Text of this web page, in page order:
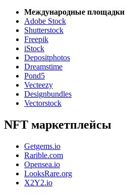
Международные площадки
Adobe Stock
Shutterstock
Freepik
iStock
Depositphotos
Dreamstime
Pond5
Vecteezy
Designbundles
Vectorstock
NFT маркетплейсы
Getgems.io
Rarible.com
Opensea.io
LooksRare.org
X2Y2.io